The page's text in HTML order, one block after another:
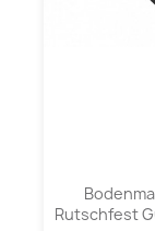
Rutschfest